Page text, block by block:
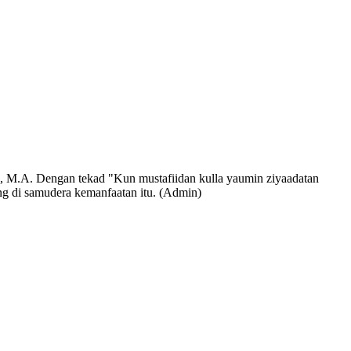
M.A. Dengan tekad "Kun mustafiidan kulla yaumin ziyaadatan
di samudera kemanfaatan itu. (Admin)